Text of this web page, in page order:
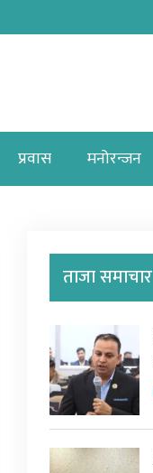
प्रवास मनोरन्जन
ताजा समाचार